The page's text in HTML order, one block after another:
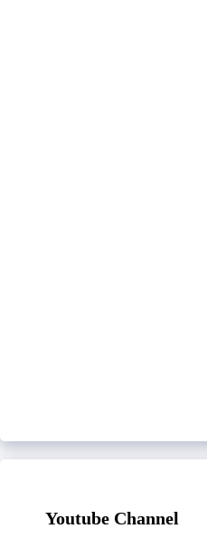
Youtube Channel